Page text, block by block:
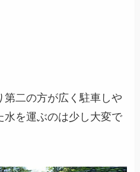
二の方が広く駐車しや
水を運ぶのは少し大変で